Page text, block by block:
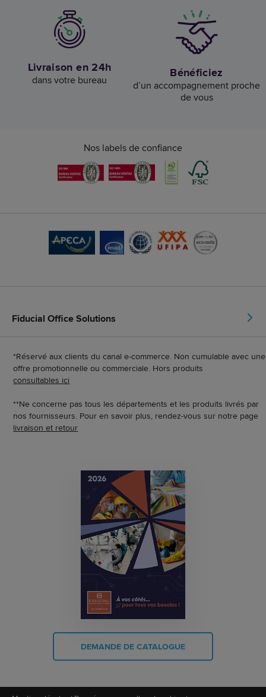
Livraison en 24h
dans votre bureau Bénéficiez
d’un accompagnement proche
de vous
Nos labels de confiance
Fiducial Office Solutions
*Réservé aux clients du canal e-commerce. Non cumulable avec une
offre promotionnelle ou commerciale. Hors produits
consultables ici
**Ne concerne pas tous les départements et les produits livrés par
nos fournisseurs. Pour en savoir plus, rendez-vous sur notre page
livraison et retour
DEMANDE DE CATALOGUE